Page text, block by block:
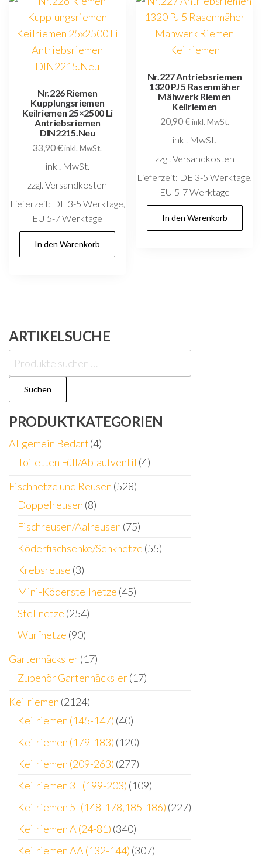
Nr.226 Riemen
Kupplungsriemen
Keilriemen 25×2500 Li
Antriebsriemen
DIN2215.Neu
33,90€ inkl. MwSt.
inkl. MwSt.
zzgl. Versandkosten
Lieferzeit: DE 3-5 Werktage,
EU 5-7 Werktage
In den Warenkorb
Nr.227 Antriebsriemen
1320 PJ 5 Rasenmäher
Mähwerk Riemen
Keilriemen
20,90€ inkl. MwSt.
inkl. MwSt.
zzgl. Versandkosten
Lieferzeit: DE 3-5 Werktage,
EU 5-7 Werktage
In den Warenkorb
ARTIKELSUCHE
Suchen
nach:
Suchen
PRODUKTKATEGORIEN
Allgemein Bedarf(4)
Toiletten Füll/Ablaufventil (4)
Fischnetze und Reusen (528)
Doppelreusen (8)
Fischreusen/Aalreusen (75)
Köderfischsenke/Senknetze (55)
Krebsreuse (3)
Mini-Köderstellnetze (45)
Stellnetze (254)
Wurfnetze (90)
Gartenhäcksler(17)
Zubehör Gartenhäcksler(17)
Keilriemen (2124)
Keilriemen (145-147) (40)
Keilriemen (179-183) (120)
Keilriemen (209-263) (277)
Keilriemen 3L (199-203) (109)
Keilriemen 5L(148-178,185-186) (227)
Keilriemen A (24-81) (340)
Keilriemen AA (132-144) (307)